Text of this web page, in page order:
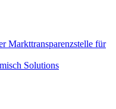
Markttransparenzstelle für
Solutions